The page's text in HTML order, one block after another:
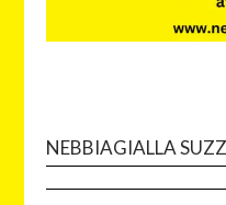
NEBBIAGIALLA